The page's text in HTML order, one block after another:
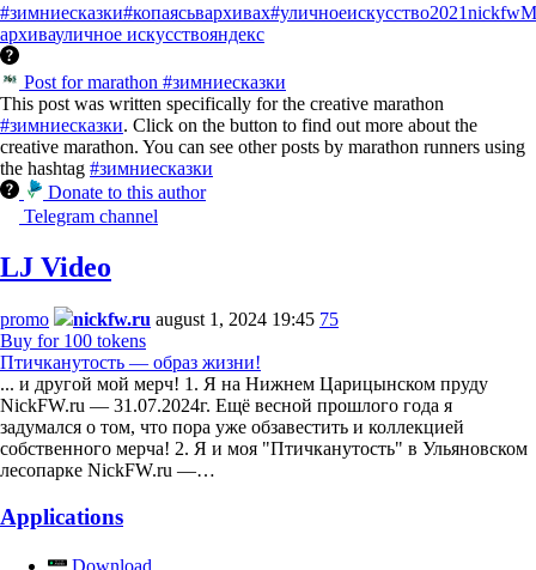
#зимниесказки#копаясьвархивах#уличноеискусство2021nickfw
архивауличное искусствояндекс
Post for marathon #зимниесказки
This post was written specifically for the creative marathon
#зимниесказки. Click on the button to find out more about the
creative marathon. You can see other posts by marathon runners using
the hashtag #зимниесказки
Donate to this author
Telegram channel
LJ Video
promo nickfw.ru august 1, 2024 19:45 75
Buy for 100 tokens
Птичканутость — образ жизни!
... и другой мой мерч! 1. Я на Нижнем Царицынском пруду
NickFW.ru — 31.07.2024г. Ещё весной прошлого года я
задумался о том, что пора уже обзавестить и коллекцией
собственного мерча! 2. Я и моя "Птичканутость" в Ульяновском
лесопарке NickFW.ru —…
Applications
Download